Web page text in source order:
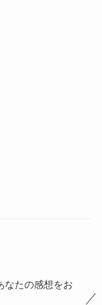
なたの感想をお